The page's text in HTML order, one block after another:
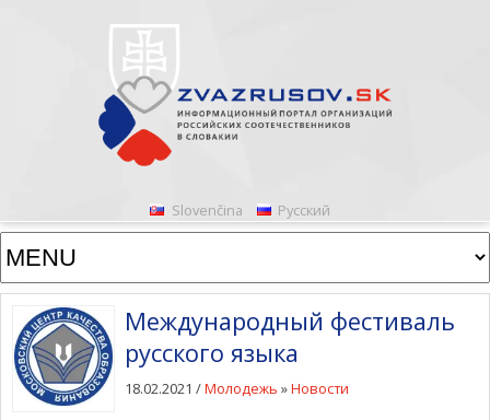
Slovenčina Русский
Международный фестиваль
русского языка
18.02.2021 /Молодежь »Новости